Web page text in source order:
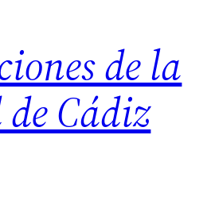
de la
Cádiz